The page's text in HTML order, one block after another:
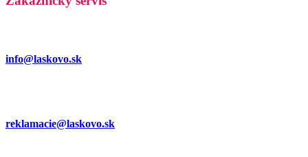
info@laskovo.sk
reklamacie@laskovo.sk